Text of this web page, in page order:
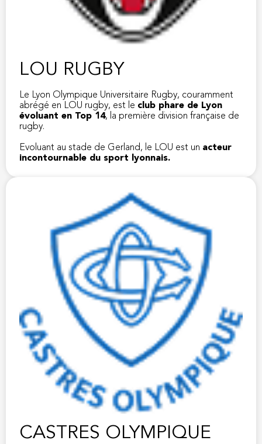
LOU RUGBY
Le Lyon Olympique Universitaire Rugby, couramment
abrégé en LOU rugby, est le club phare de Lyon
évoluant en Top 14, la première division française de
rugby.
Evoluant au stade de Gerland, le LOU est un acteur
incontournable du sport lyonnais.
CASTRES OLYMPIQUE